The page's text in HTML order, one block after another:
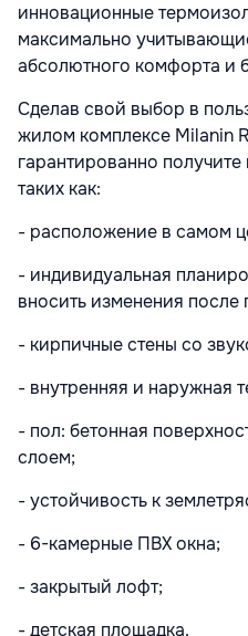
инновационные
максимально
абсолютного комфорта и
Сделав свой выбор в
жилом комплексе Milanin
гарантированно
таких как:
- расположение в самом
- индивидуальная
вносить изменения после
- кирпичные стены со
- внутренняя и наружная
- пол: бетонная
слоем;
- устойчивость к
- 6-камерные ПВХ окна;
- закрытый лофт;
- детская площадка.